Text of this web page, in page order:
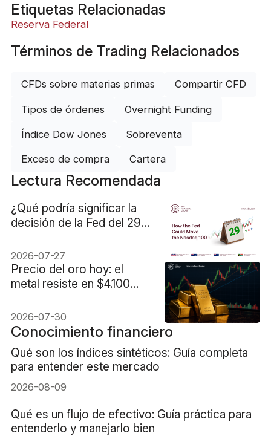
Etiquetas Relacionadas
Reserva Federal
Términos de Trading Relacionados
CFDs sobre materias primas Compartir CFD
Tipos de órdenes Overnight Funding
Índice Dow Jones Sobreventa
Exceso de compra Cartera
Lectura Recomendada
¿Qué podría significar la
decisión de la Fed del 29
100?
2026-07-27
Precio del oro hoy: el
metal resiste en $4.100
2026-07-30
Conocimiento financiero
Qué son los índices sintéticos: Guía completa
para entender este mercado
2026-08-09
Qué es un flujo de efectivo: Guía práctica para
entenderlo y manejarlo bien